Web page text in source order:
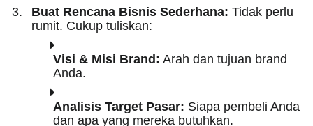
Buat Rencana Bisnis Sederhana: Tidak perlu
rumit. Cukup tuliskan:
Visi & Misi Brand: Arah dan tujuan brand
Anda.
Analisis Target Pasar: Siapa pembeli Anda
dan apa yang mereka butuhkan.